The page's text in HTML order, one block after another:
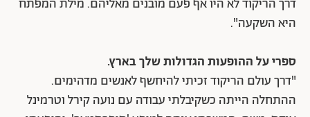
דרך הריקוד לא היו אף פעם מובנים מאליהם. מילת המפתח
היא השקעה".
ספרי על ההופעות הגדולות שלך בארץ.
"דרך עולם הריקוד זכיתי להיחשף לאנשים מדהימים.
ההתחלה הייתה כשקיבלתי עבודה עם נועה קירל וטרמינל